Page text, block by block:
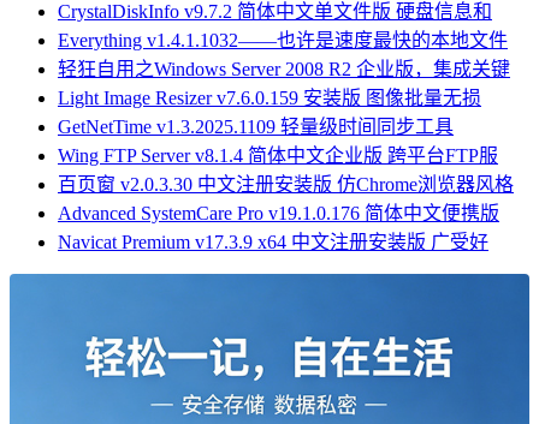
CrystalDiskInfo v9.7.2 简体中文单文件版 硬盘信息和
Everything v1.4.1.1032——也许是速度最快的本地文件
轻狂自用之Windows Server 2008 R2 企业版，集成关键
Light Image Resizer v7.6.0.159 安装版 图像批量无损
GetNetTime v1.3.2025.1109 轻量级时间同步工具
Wing FTP Server v8.1.4 简体中文企业版 跨平台FTP服
百页窗 v2.0.3.30 中文注册安装版 仿Chrome浏览器风格
Advanced SystemCare Pro v19.1.0.176 简体中文便携版
Navicat Premium v17.3.9 x64 中文注册安装版 广受好